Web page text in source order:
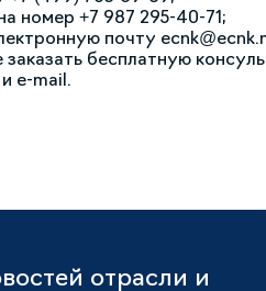
номер +7 987 295-40-71;
почту
бесплатную
e-mail.
отрасли и